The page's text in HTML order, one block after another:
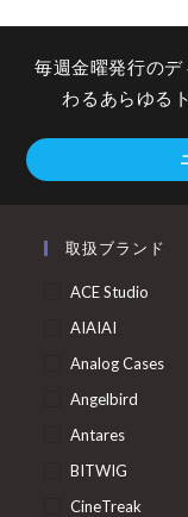
毎週金曜発行の
わるあらゆる
取扱ブランド
ACE Studio
AIAIAI
Analog Cases
Angelbird
Antares
BITWIG
CineTreak